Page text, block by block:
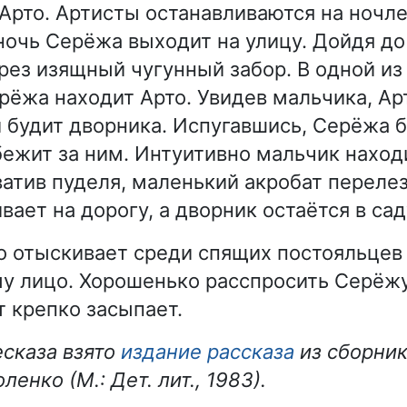
Артисты останавливаются на
Серёжа выходит на улицу. Дойдя
изящный чугунный забор. В одной
находит Арто. Увидев мальчика,
будит дворника. Испугавшись, Серёжа
за ним. Интуитивно мальчик
пуделя, маленький акробат
на дорогу, а дворник остаётся в
отыскивает среди спящих
лицо. Хорошенько расспросить
крепко засыпает.
взято издание рассказа из
(М.: Дет. лит., 1983).